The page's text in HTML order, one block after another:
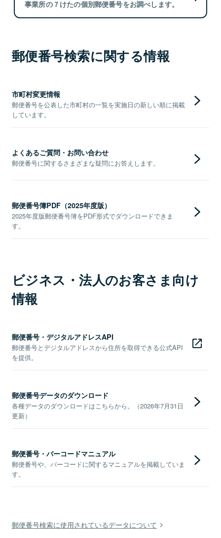
事業所の７けたの個別郵便番号をお調べします。
郵便番号検索に関する情報
市町村変更情報
郵便番号を公表した市町村の一覧を実施日の新しい順に掲載
しています。
よくあるご質問・お問い合わせ
郵便番号に関するさまざまな疑問にお答えします。
郵便番号簿PDF（2025年度版）
2025年度版郵便番号簿をPDF形式でダウンロードできま
す。
ビジネス・法人のお客さま向け
情報
郵便番号・デジタルアドレスAPI
郵便番号とデジタルアドレスから住所を取得できる公式API
を提供。
郵便番号データのダウンロード
各種データのダウンロードはこちらから。（2026年7月31日
更新）
郵便番号・バーコードマニュアル
郵便番号や、バーコードに関するマニュアルを掲載していま
す。
郵便番号検索に使用されているデータについて